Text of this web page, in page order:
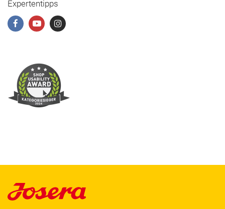
Expertentipps